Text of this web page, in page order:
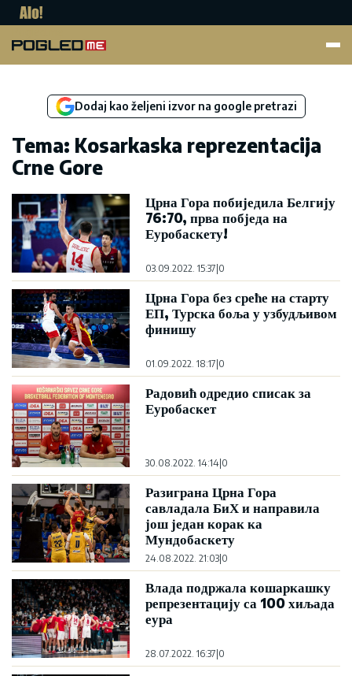
Dodaj kao željeni izvor na google pretrazi
Tema: Kosarkaska reprezentacija
Crne Gore
Црна Гора побиједила Белгију
76:70, прва побједа на
Еуробаскету!
03.09.2022. 15:37 0
Црна Гора без среће на старту
ЕП, Турска боља у узбудљивом
финишу
01.09.2022. 18:17 0
Радовић одредио списак за
Еуробаскет
30.08.2022. 14:14 0
Разиграна Црна Гора
савладала БиХ и направила
још један корак ка
Мундобаскету
24.08.2022. 21:03 0
Влада подржала кошаркашку
репрезентацију са 100 хиљада
еура
28.07.2022. 16:37 0